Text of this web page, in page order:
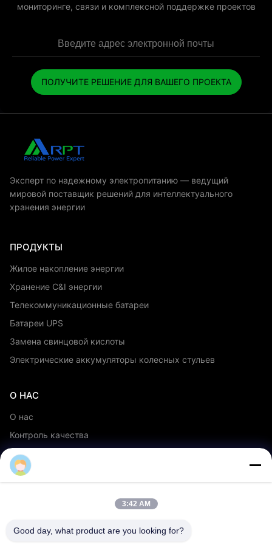
мониторинге, связи и комплексной поддержке проектов
ПОЛУЧИТЕ РЕШЕНИЕ ДЛЯ ВАШЕГО ПРОЕКТА
Эксперт по надежному электропитанию — ведущий
мировой поставщик решений для интеллектуального
хранения энергии
ПРОДУКТЫ
Жилое накопление энергии
Хранение C&I энергии
Телекоммуникационные батареи
Батареи UPS
Замена свинцовой кислоты
Электрические аккумуляторы колесных стульев
О НАС
О нас
Контроль качества
OEM/ODM-сервис
События и новости
скачать
3:42 AM
Good day, what product are you looking for?